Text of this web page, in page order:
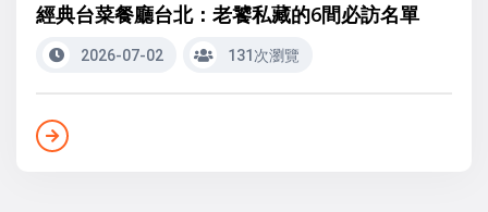
經典台菜餐廳台北：老饕私藏的6間必訪名單
2026-07-02 131次瀏覽